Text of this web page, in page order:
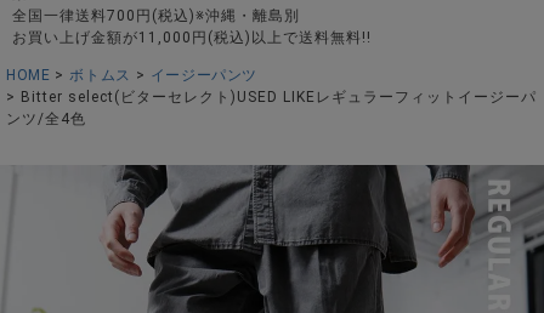
全国一律送料700円(税込)※沖縄・離島別
お買い上げ金額が11,000円(税込)以上で送料無料!!
HOME ボトムス
イージーパンツ
Bitter select(ビターセレクト)USED LIKEレギュラーフィットイージーパ
ンツ/全4色